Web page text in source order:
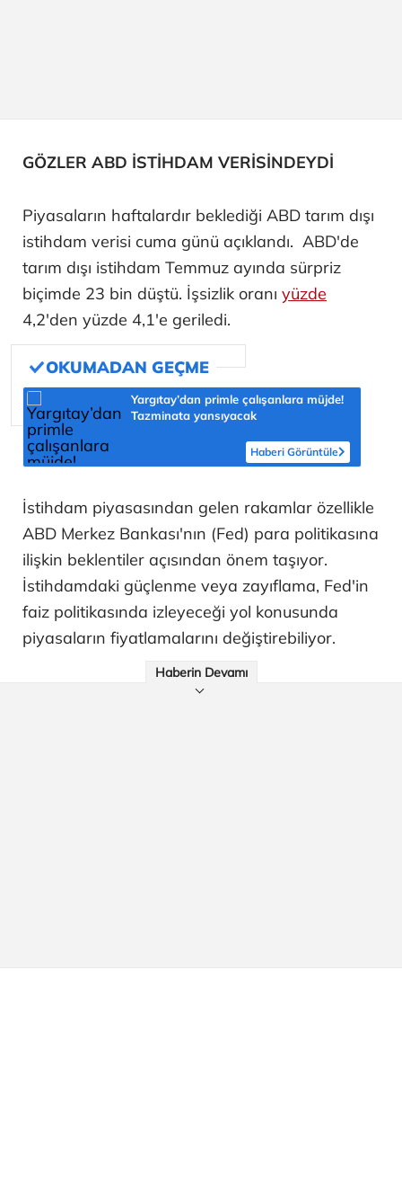
GÖZLER ABD İSTİHDAM VERİSİNDEYDİ
Piyasaların haftalardır beklediği ABD tarım dışı
istihdam verisi cuma günü açıklandı. ABD'de
tarım dışı istihdam Temmuz ayında sürpriz
biçimde 23 bin düştü. İşsizlik oranı yüzde
4,2'den yüzde 4,1'e geriledi.
Yargıtay’dan primle çalışanlara müjde!
Tazminata yansıyacak
Haberi Görüntüle
İstihdam piyasasından gelen rakamlar özellikle
ABD Merkez Bankası'nın (Fed) para politikasına
ilişkin beklentiler açısından önem taşıyor.
İstihdamdaki güçlenme veya zayıflama, Fed'in
faiz politikasında izleyeceği yol konusunda
piyasaların fiyatlamalarını değiştirebiliyor.
Haberin Devamı